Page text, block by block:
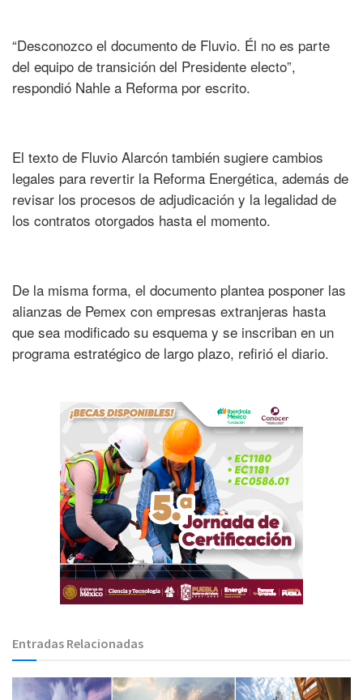
“Desconozco el documento de Fluvio. Él no es parte
del equipo de transición del Presidente electo”,
respondió Nahle a Reforma por escrito.
El texto de Fluvio Alarcón también sugiere cambios
legales para revertir la Reforma Energética, además de
revisar los procesos de adjudicación y la legalidad de
los contratos otorgados hasta el momento.
De la misma forma, el documento plantea posponer las
alianzas de Pemex con empresas extranjeras hasta
que sea modificado su esquema y se inscriban en un
programa estratégico de largo plazo, refirió el diario.
Entradas Relacionadas